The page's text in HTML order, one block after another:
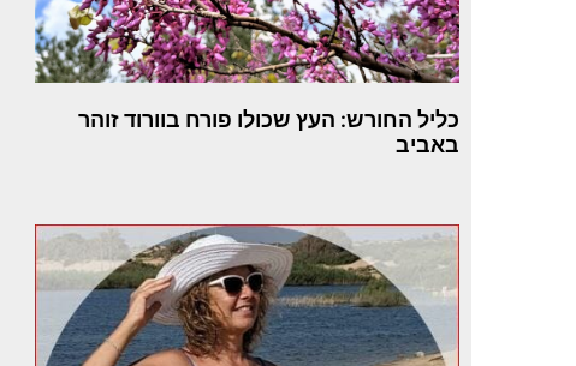
כליל החורש: העץ שכולו פורח בוורוד זוהר
באביב